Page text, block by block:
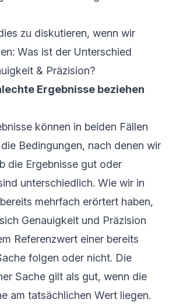
zu diskutieren, wenn wir
Was ist der Unterschied
& Präzision?
Ergebnisse beziehen
können in beiden Fällen
Bedingungen, nach denen wir
die Ergebnisse gut oder
unterschiedlich. Wie wir in
mehrfach erörtert haben,
Genauigkeit und Präzision
Referenzwert einer bereits
folgen oder nicht. Die
Sache gilt als gut, wenn die
am tatsächlichen Wert liegen.